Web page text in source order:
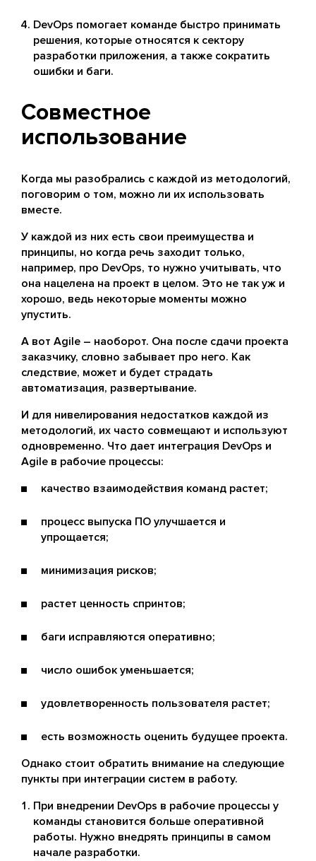
DevOps помогает команде быстро принимать
решения, которые относятся к сектору
разработки приложения, а также сократить
ошибки и баги.
Совместное
использование
Когда мы разобрались с каждой из методологий,
поговорим о том, можно ли их использовать
вместе.
У каждой из них есть свои преимущества и
принципы, но когда речь заходит только,
например, про DevOps, то нужно учитывать, что
она нацелена на проект в целом. Это не так уж и
хорошо, ведь некоторые моменты можно
упустить.
А вот Agile – наоборот. Она после сдачи проекта
заказчику, словно забывает про него. Как
следствие, может и будет страдать
автоматизация, развертывание.
И для нивелирования недостатков каждой из
методологий, их часто совмещают и используют
одновременно. Что дает интеграция DevOps и
Agile в рабочие процессы:
качество взаимодействия команд растет;
процесс выпуска ПО улучшается и
упрощается;
минимизация рисков;
растет ценность спринтов;
баги исправляются оперативно;
число ошибок уменьшается;
удовлетворенность пользователя растет;
есть возможность оценить будущее проекта.
Однако стоит обратить внимание на следующие
пункты при интеграции систем в работу.
При внедрении DevOps в рабочие процессы у
команды становится больше оперативной
работы. Нужно внедрять принципы в самом
начале разработки.